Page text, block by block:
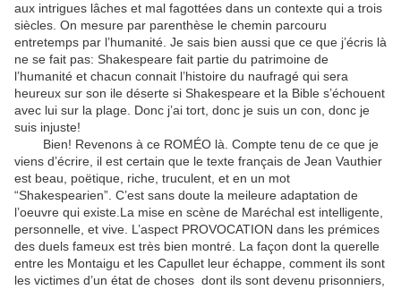
aux intrigues lâches et mal fagottées dans un contexte qui a trois
siècles. On mesure par parenthèse le chemin parcouru
entretemps par l’humanité. Je sais bien aussi que ce que j’écris là
ne se fait pas: Shakespeare fait partie du patrimoine de
l’humanité et chacun connait l’histoire du naufragé qui sera
heureux sur son ile déserte si Shakespeare et la Bible s’échouent
avec lui sur la plage. Donc j’ai tort, donc je suis un con, donc je
suis injuste!
Bien! Revenons à ce ROMÉO là. Compte tenu de ce que je
viens d’écrire, il est certain que le texte français de Jean Vauthier
est beau, poëtique, riche, truculent, et en un mot
“Shakespearien”. C’est sans doute la meileure adaptation de
l’oeuvre qui existe.La mise en scène de Maréchal est intelligente,
personnelle, et vive. L’aspect PROVOCATION dans les prémices
des duels fameux est très bien montré. La façon dont la querelle
entre les Montaigu et les Capullet leur échappe, comment ils sont
les victimes d’un état de choses dont ils sont devenu prisonniers,